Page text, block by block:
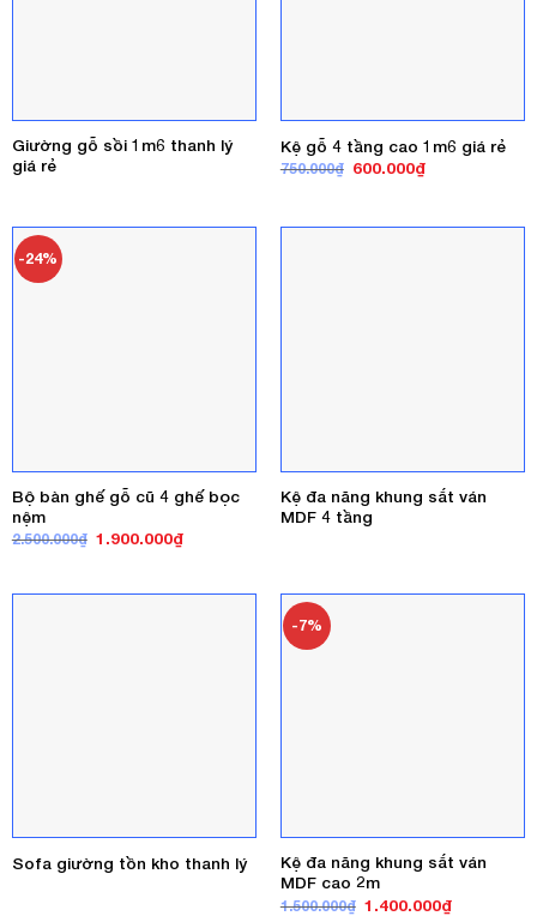
Giường gỗ sồi 1m6 thanh lý
giá rẻ
Kệ gỗ 4 tầng cao 1m6 giá rẻ
750.000₫ Giá
600.000₫Giá
600.000₫.
-24%
Bộ bàn ghế gỗ cũ 4 ghế bọc
nệm
2.500.000₫ Giá
1.900.000₫Giá
1.900.000₫.
Kệ đa năng khung sắt ván
MDF 4 tầng
Sofa giường tồn kho thanh lý
-7%
Kệ đa năng khung sắt ván
MDF cao 2m
1.500.000₫ Giá
1.400.000₫Giá